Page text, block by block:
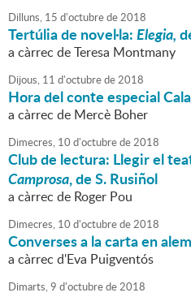
Dilluns, 15 d'octubrede2018
Tertúlia de novel·la:Elegia,
a càrrec de Teresa Montmany
Dijous, 11 d'octubrede2018
Hora del conte especial
a càrrec de Mercè Boher
Dimecres, 10 d'octubrede2018
Club de lectura: Llegir el
Camprosa, de S. Rusiñol
a càrrec de Roger Pou
Dimecres, 10 d'octubrede2018
Converses a la carta en
a càrrec d'Eva Puigventós
Dimarts,9 d'octubrede2018